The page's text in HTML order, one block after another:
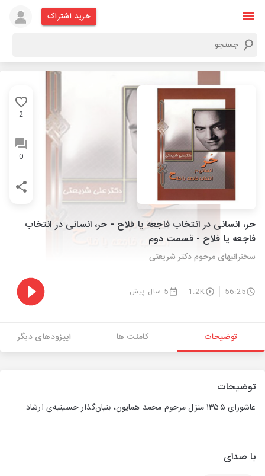
خرید اشتراک
2
0
حر، انسانی در انتخاب فاجعه یا فلاح - حر، انسانی در انتخاب
فاجعه یا فلاح - قسمت دوم
سخنرانیهای مرحوم دکتر شریعتی
56:25
1.2K 5 سال پیش
توضیحات کامنت ها اپیزودهای دیگر
توضیحات
عاشورای ۱۳۵۵ منزل مرحوم محمد همایون، بنیان‌گذار حسینیه‌ی ارشاد
با صدای